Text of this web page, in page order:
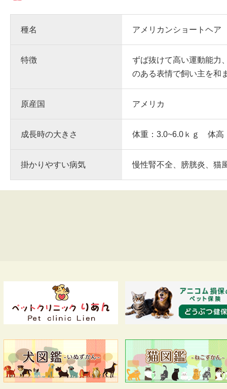
種名 アメリカンショートヘア
特徴
ずば抜けて高い運動能力
のある表情で飼い主を和
原産国 アメリカ
成長時の大きさ 体重：3.0~6.0ｋｇ 体高
掛かりやすい病気 慢性腎不全、膀胱炎、猫